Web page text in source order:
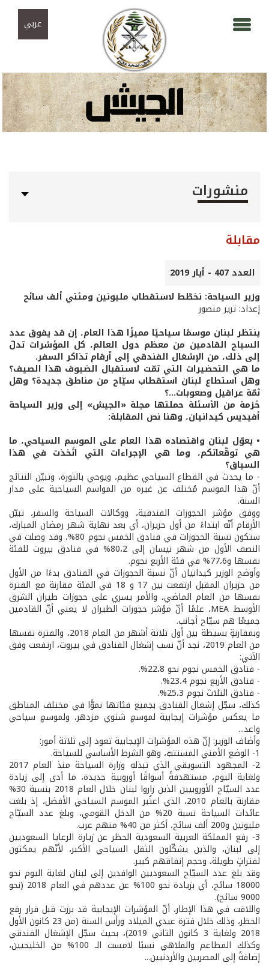
عربي
منشورات
مقابلة
العدد 407 - أيار 2019
وزير السياحة: نخطّط لاستقطاب مليونين ومئتي ألف سائح
إعداد: تريز منصور
ينتظر لبنان موسمًا سياحيًا مميزًا هذا العام، إن قد يفوق عدد
السياح القادمين من معظم دول العالم، كل المؤشرات تدلّ
إلى ذلك، من الإشغال الفندقي إلى أرقام تذاكر السفر.
ما هي التحضيرات التي تمّت لاستقبال الضيوف هذا الصيف؟
وهل استطاع لبنان استقطاب سيّاح من مناطق جديدة؟ وهل
ثمّة عراقيل وصعوبات...؟
حُزمة من الأسئلة حملتها مجلة «الجيش» إلى وزير السياحة
أفيديس كيدانيان، وهنا نص المقابلة:
• يعوّل لبنان واقتصاده هذا العام على الموسم السياحي، ما
هي توقّعاتكم، وما هي الإجراءات التي اتُخذت في هذا
السياق؟
- ما يحدث في القطاع السياحي عظيم، ويوحي بالثورة، وتبيّن النتائج
أنّ هذا الموسم مُختلف عن غيره من المواسم السياحية على مدار
السنة.
ووفق مؤشر الحجوزات الفندقية، ووكالات السياحة والسفر، تبيّن
الأرقام أنّه ابتداءً من أول حزيران، أي بعد نهاية شهر رمضان المبارك،
ستكون نسبة الحجوزات في فنادق الخمس نجوم 80%، وقد وصلت في
النصف الأول من شهر نيسان إلى 80،2% في فنادق بيروت للفئة
نفسها و77،6% في فئة الأربع نجوم.
وأوضح الوزير كيدانيان أنّ نسبة الحجوزات في الفنادق بدءًا من الأول
من حزيران المقبل ارتفعت بين 17 و 18 في المئة مقارنة مع الفترة
نفسها من العام الماضي، والأمر يسري على حجوزات طيران الشرق
الأوسط MEA، علمًا أنّ مؤشر حجوزات الطيران لا يعني أنّ القادمين
جميعًا هم سيّاح أجانب.
وبمقارنةٍ بسيطة بين أول ثلاثة أشهر من العام 2018، والفترة نفسها
من العام 2019، نجد أنّ نسب إشغال الفنادق في بيروت، ارتفعت وفق
الآتي:
- فنادق الخمس نجوم نحو 22،8%.
- فنادق الأربع نجوم 23،4%.
- فنادق الثلاث نجوم 25،3%.
كذلك، سجّل إشغال الفنادق بجميع فئاتها نموًّا في مختلف المناطق
ما يعكس مؤشرات إيجابية لموسمٍ شتوي مزدهر، ولموسمٍ سياحي
واعد...
وأضاف الوزير: إنّ هذه المؤشرات الإيجابية تعود إلى ثلاثة أمور:
1- الوضع الأمني المستتبّ، وهو الشرط الأساسي للسياحة.
2- المجهود التسويقي الذي تبذله وزارة السياحة منذ العام 2017
ولغاية اليوم، مستهدفةً أسواقًا أوروبية جديدة، ما أدى إلى زيادة
عدد السيّاح الأوروبيين الذين زاروا لبنان خلال العام 2018 بنسبة 30%
مقارنة بالعام 2010، الذي اعتُبر الموسم السياحي الأفضل، إذ بلغت
عائدات السياحة نسبة 20% من الدخل القومي، وبلغ عدد السيّاح
مليونين و200 ألف سائح، أكثر من 40% منهم عرب.
3- رفع المملكة العربية السعودية الحظر عن زيارة الرعايا السعوديين
إلى لبنان، والذين يشكّلون الثقل السياحي الأكبر، لأنّهم يمكثون
لفتراتٍ طويلة، وحجم إنفاقهم كبير.
وقد بلغ عدد السيّاح السعوديين الوافدين إلى لبنان لغاية اليوم نحو
18000 سائح، أي بزيادة نحو 100% عن عددهم في العام 2018 (نحو
9000 سائح).
واللافت في هذا الإطار، أنّ المؤشرات الإيجابية قد برزت قبل قرار رفع
الحظر، وذلك خلال فترة عيدي الميلاد ورأس السنة (من 23 كانون الأول
2018 ولغاية 3 كانون الثاني 2019)، بحيث سجّل الإشغال الفندقي
وكذلك المطاعم والملاهي نسبًا لامست الـ 100% من الخليجيين،
إضافةً إلى المصريين والأردنيين...